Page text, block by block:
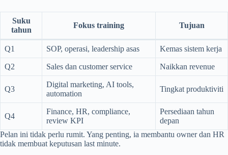
Suku
tahun
Fokus training Tujuan
Q1 SOP, operasi, leadership asas Kemas sistem kerja
Q2 Sales dan customer service Naikkan revenue
Q3
Digital marketing, AI tools,
automation
Tingkat produktiviti
Q4
Finance, HR, compliance,
review KPI
Persediaan tahun
depan
Pelan ini tidak perlu rumit. Yang penting, ia membantu owner dan HR
tidak membuat keputusan last minute.